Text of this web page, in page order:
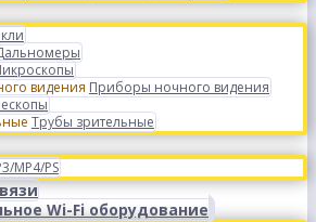
Приборы ночного видения
Трубы зрительные
MP4/PS
Wi-Fi оборудование